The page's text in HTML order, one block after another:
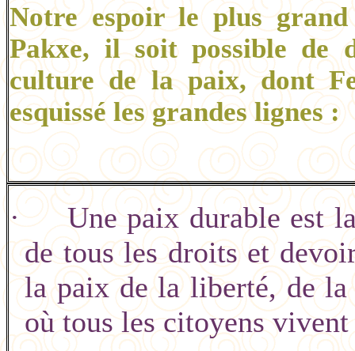
Notre espoir le plus
Pakxe, il soit possible de
culture de la paix, dont
esquissé les grandes lignes :
·
Une paix durable est
de tous les droits et
la paix de la liberté, de
où tous les citoyens